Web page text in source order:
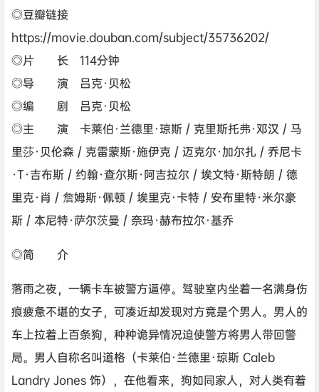
◎豆瓣链接
https://movie.douban.com/subject/35736202/
◎片 长 114分钟
◎导 演 吕克·贝松
◎编 剧 吕克·贝松
◎主 演 卡莱伯·兰德里·琼斯 / 克里斯托弗·邓汉 / 马
里莎·贝伦森 / 克雷蒙斯·施伊克 / 迈克尔·加尔扎 / 乔尼卡
·T·吉布斯 / 约翰·查尔斯·阿吉拉尔 / 埃文特·斯特朗 / 德
里克·肖 / 詹姆斯·佩顿 / 埃里克·卡特 / 安布里特·米尔豪
斯 / 本尼特·萨尔茨曼 / 奈玛·赫布拉尔·基乔
◎简 介
落雨之夜，一辆卡车被警方逼停。驾驶室内坐着一名满身伤
痕疲惫不堪的女子，可凑近却发现对方竟是个男人。男人的
车上拉着上百条狗，种种诡异情况迫使警方将男人带回警
局。男人自称名叫道格（卡莱伯·兰德里·琼斯 Caleb
Landry Jones 饰），在他看来，狗如同家人，对人类有着